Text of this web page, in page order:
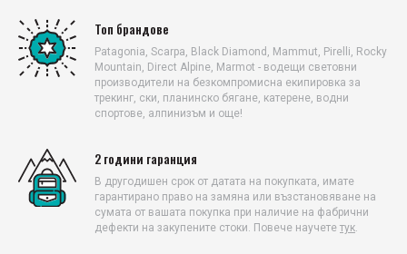
Дишащите странични панели и клинът осигуряват по-
голяма свобода на движение.
Съвместими с алпийски презрамки и седалки
Дискретно закопчаване в талията с тик-так копче и цип;
текстилният колан стои удобно под седалка (хамак).
изрязани точки за закрепване на презрамки.
Джобове
Страничен джоб на бедрото с цип, подходящ за ценности,
храна и карти; разположен е под крачолите на седалката,
без да пречи на движението на коляното.
Топ брандове
Patagonia, Scarpa, Black Diamond, Mammut, Pirelli, Rocky
Mountain, Direct Alpine, Marmot - водещи световни
производители на безкомпромисна екипировка за
трекинг, ски, планинско бягане, катерене, водни
спортове, алпинизъм и още!
2 години гаранция
В другодишен срок от датата на покупката, имате
гарантирано право на замяна или възстановяване на
сумата от вашата покупка при наличие на фабрични
дефекти на закупените стоки. Повече научете тук.